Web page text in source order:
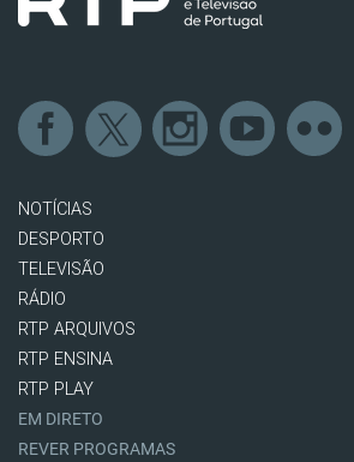
NOTÍCIAS
DESPORTO
TELEVISÃO
RÁDIO
RTP ARQUIVOS
RTP ENSINA
RTP PLAY
EM DIRETO
REVER PROGRAMAS